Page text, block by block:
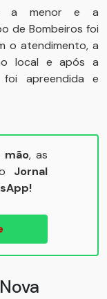
a menor e a
de Bombeiros foi
o atendimento, a
local e após a
apreendida e
mão, as
Jornal